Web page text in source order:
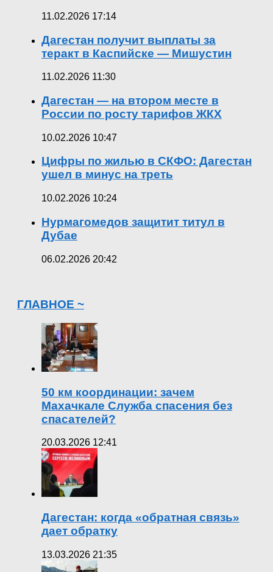
11.02.2026 17:14
Дагестан получит выплаты за
теракт в Каспийске — Мишустин
11.02.2026 11:30
Дагестан — на втором месте в
России по росту тарифов ЖКХ
10.02.2026 10:47
Цифры по жилью в СКФО: Дагестан
ушел в минус на треть
10.02.2026 10:24
Нурмагомедов защитит титул в
Дубае
06.02.2026 20:42
ГЛАВНОЕ ~
50 км координации: зачем
Махачкале Служба спасения без
спасателей?
20.03.2026 12:41
Дагестан: когда «обратная связь»
дает обратку
13.03.2026 21:35